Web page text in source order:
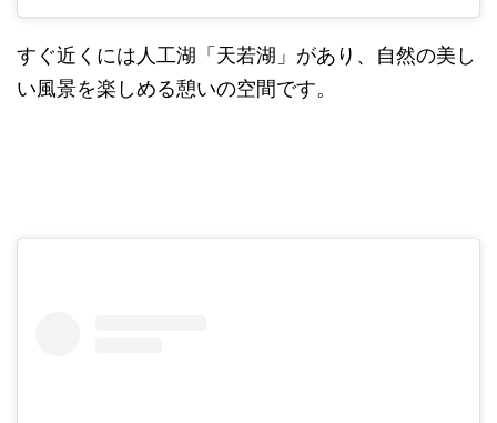
すぐ近くには人工湖「天若湖」があり、自然の美し
い風景を楽しめる憩いの空間です。